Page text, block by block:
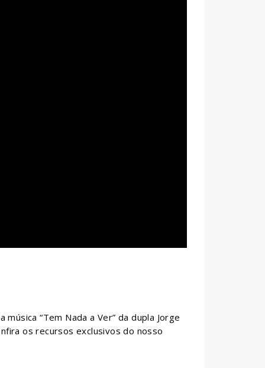
“Tem Nada a Ver” da dupla Jorge
os recursos exclusivos do nosso